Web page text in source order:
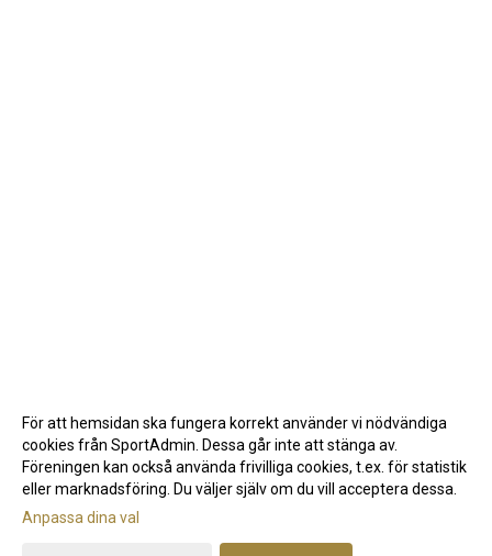
Gå till Webbversion
För att hemsidan ska fungera korrekt använder vi nödvändiga
cookies från SportAdmin. Dessa går inte att stänga av.
Föreningen kan också använda frivilliga cookies, t.ex. för statistik
eller marknadsföring. Du väljer själv om du vill acceptera dessa.
Anpassa dina val